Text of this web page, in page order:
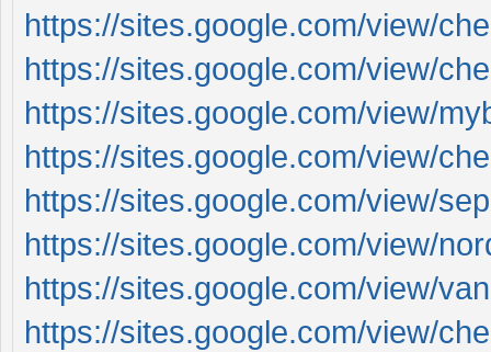
https://sites.google.com/view/
https://sites.google.com/view/
https://sites.google.com/view/
https://sites.google.com/view/
https://sites.google.com/view/
https://sites.google.com/view/
https://sites.google.com/view/
https://sites.google.com/view/